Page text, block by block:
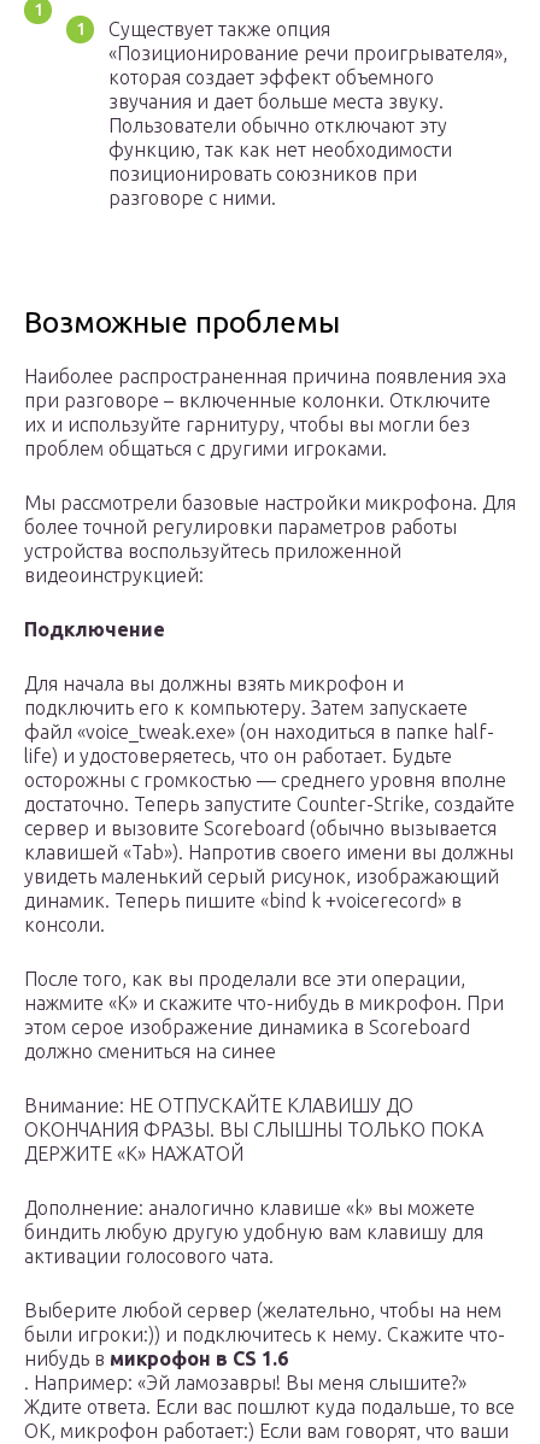
Существует также опция
«Позиционирование речи проигрывателя»,
которая создает эффект объемного
звучания и дает больше места звуку.
Пользователи обычно отключают эту
функцию, так как нет необходимости
позиционировать союзников при
разговоре с ними.
Возможные проблемы
Наиболее распространенная причина появления эха
при разговоре – включенные колонки. Отключите
их и используйте гарнитуру, чтобы вы могли без
проблем общаться с другими игроками.
Мы рассмотрели базовые настройки микрофона. Для
более точной регулировки параметров работы
устройства воспользуйтесь приложенной
видеоинструкцией:
Подключение
Для начала вы должны взять микрофон и
подключить его к компьютеру. Затем запускаете
файл «voice_tweak.exe» (он находиться в папке half-
life) и удостоверяетесь, что он работает. Будьте
осторожны с громкостью — среднего уровня вполне
достаточно. Теперь запустите Counter-Strike, создайте
сервер и вызовите Scoreboard (обычно вызывается
клавишей «Tab»). Напротив своего имени вы должны
увидеть маленький серый рисунок, изображающий
динамик. Теперь пишите «bind k +voicerecord» в
консоли.
После того, как вы проделали все эти операции,
нажмите «K» и скажите что-нибудь в микрофон. При
этом серое изображение динамика в Scoreboard
должно смениться на синее
Внимание: НЕ ОТПУСКАЙТЕ КЛАВИШУ ДО
ОКОНЧАНИЯ ФРАЗЫ. ВЫ СЛЫШНЫ ТОЛЬКО ПОКА
ДЕРЖИТЕ «K» НАЖАТОЙ
Дополнение: аналогично клавише «k» вы можете
биндить любую другую удобную вам клавишу для
активации голосового чата.
Выберите любой сервер (желательно, чтобы на нем
были игроки:)) и подключитесь к нему. Скажите что-
нибудь в микрофон в CS 1.6
. Например: «Эй ламозавры! Вы меня слышите?»
Ждите ответа. Если вас пошлют куда подальше, то все
ОК, микрофон работает:) Если вам говорят, что ваши